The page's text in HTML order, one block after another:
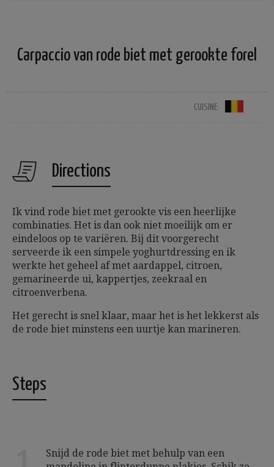
Carpaccio van rode biet met gerookte forel
CUISINE:
Directions
Ik vind rode biet met gerookte vis een heerlijke
combinaties. Het is dan ook niet moeilijk om er
eindeloos op te variëren. Bij dit voorgerecht
serveerde ik een simpele yoghurtdressing en ik
werkte het geheel af met aardappel, citroen,
gemarineerde ui, kappertjes, zeekraal en
citroenverbena.
Het gerecht is snel klaar, maar het is het lekkerst als
de rode biet minstens een uurtje kan marineren.
Steps
Snijd de rode biet met behulp van een